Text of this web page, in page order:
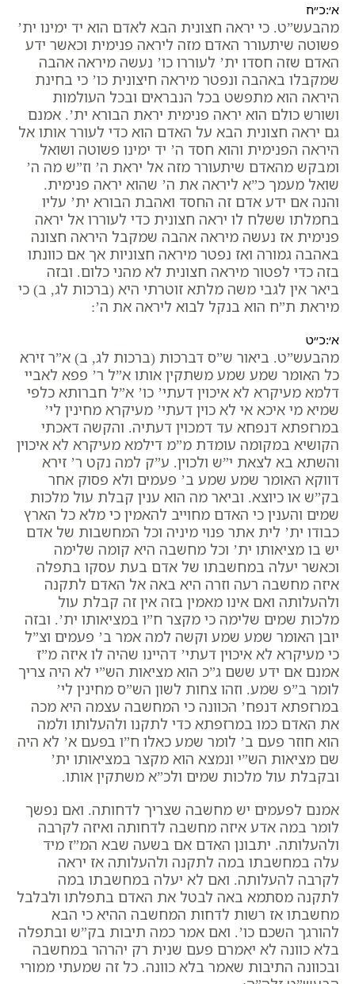
א׳:כ״ח
מהבעש”ט. כי יראה חצונית הבא לאדם הוא יד ימינו ית’
פשוטה שיתעורר האדם מזה ליראה פנימית וכאשר ידע
האדם שזה חסדו ית’ לעוררו כו’ נעשה מיראה אהבה
שמקבלו באהבה ונפטר מיראה חיצונית כו’ כי בחינת
היראה הוא מתפשט בכל הנבראים ובכל העולמות
ושורש כולם הוא יראה פנימית יראת הבורא ית’. אמנם
גם יראה חצונית הבא על האדם הוא כדי לעורר אותו אל
היראה הפנימית והוא חסד ה’ יד ימינו פשוטה ושואל
ומבקש מהאדם שיתעורר מזה אל יראת ה’ וז”ש מה ה’
שואל מעמך כ”א ליראה את ה’ שהוא יראה פנימית.
והנה אם ידע אדם זה החסד ואהבת הבורא ית’ עליו
בחמלתו ששלח לו יראה חצונית כדי לעוררו אל יראה
פנימית אז נעשה מיראה אהבה שמקבל היראה חצונה
באהבה גמורה ואז נפטר מיראה חצוניות אך אם כוונתו
בזה כדי לפטור מיראה חצונית לא מהני כלום. ובזה
ביאר אין לגבי משה מלתא זוטרתי היא (ברכות לג, ב) כי
מיראת ת”ח הוא בנקל לבוא ליראה את ה’:
א׳:כ״ט
מהבעש”ט. ביאור ש”ס דברכות (ברכות לג, ב) א”ר זירא
כל האומר שמע שמע משתקין אותו א”ל ר’ פפא לאביי
דלמא מעיקרא לא איכוין דעתי’ כו’ א”ל חברותא כלפי
שמיא מי איכא אי לא כוין דעתי’ מעיקרא מחינין לי’
במרזפתא דנפחא עד דמכוין דעתיה. והקשה דאכתי
הקושיא במקומה עומדת מ”מ דילמא מעיקרא לא איכוין
והשתא בא לצאת י”ש ולכוין. ע”ק למה נקט ר’ זירא
דווקא האומר שמע שמע ב’ פעמים ולא פסוק אחר
בק”ש או כיוצא. וביאר מה הוא ענין קבלת עול מלכות
שמים והענין כי האדם מחוייב להאמין כי מלא כל הארץ
כבודו ית’ לית אתר פנוי מיניה וכל המחשבות של אדם
יש בו מציאותו ית’ וכל מחשבה היא קומה שלימה
וכאשר יעלה במחשבתו של אדם בעת עסקו בתפלה
איזה מחשבה רעה וזרה היא באה אל האדם לתקנה
ולהעלותה ואם אינו מאמין בזה אין זה קבלת עול
מלכות שמים שלימה כי מקצר ח”ו במציאותו ית’. ובזה
יובן האומר שמע שמע וקשה למה אמר ב’ פעמים וצ”ל
כי מעיקרא לא איכוין דעתי’ דהיינו שהיה לו איזה מ”ז
אמנם אם ידע ששם ג”כ הוא מציאות הש”י לא היה צריך
לומר ב”פ שמע. וזהו צחות לשון הש”ס מחינין לי’
במרזפתא דנפח’ הכוונה כי המחשבה עצמה היא מכה
את האדם כמו במרזפתא כדי לתקנו ולהעלותו ולמה
הוא חוזר פעם ב’ לומר שמע כאלו ח”ו בפעם א’ לא היה
שם מציאות הש”י ונמצא הוא מקצר במציאותו ית’
ובקבלת עול מלכות שמים ולכ”א משתקין אותו.
אמנם לפעמים יש מחשבה שצריך לדחותה. ואם נפשך
לומר במה אדע איזה מחשבה לדחותה ואיזה לקרבה
ולהעלותה. יתבונן האדם אם בשעה שבא המ”ז מיד
עלה במחשבתו במה לתקנה ולהעלותה אז יראה
לקרבה להעלותה. ואם לא יעלה במחשבתו במה
לתקנה מסתמא באה לבטל את האדם בתפלתו ולבלבל
מחשבתו אז רשות לדחות המחשבה ההיא כי הבא
להורגך השכם כו’. ואם אמר כמה תיבות בק”ש ובתפלה
בלא כוונה לא יאמרם פעם שנית רק יהרהר במחשבה
ובכוונה התיבות שאמר בלא כוונה. כל זה שמעתי ממורי